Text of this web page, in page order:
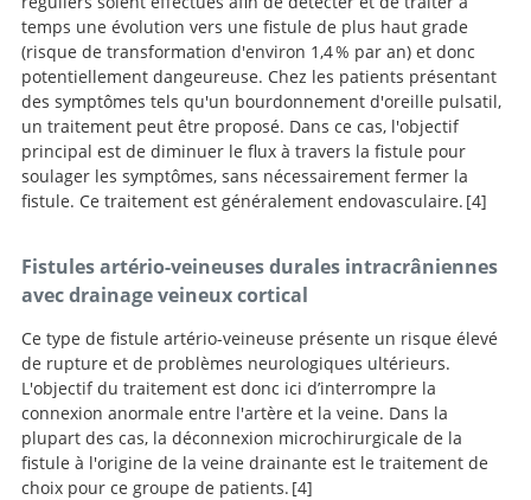
temps une évolution vers une fistule de plus haut grade
(risque de transformation d'environ 1,4 % par an) et donc
potentiellement dangeureuse. Chez les patients présentant
des symptômes tels qu'un bourdonnement d'oreille pulsatil,
un traitement peut être proposé. Dans ce cas, l'objectif
principal est de diminuer le flux à travers la fistule pour
soulager les symptômes, sans nécessairement fermer la
fistule. Ce traitement est généralement endovasculaire. 4
Arteriovenous Fistulae.
Fistules artério-veineuses durales intracrâniennes
avec drainage veineux cortical
Ce type de fistule artério-veineuse présente un risque élevé
de rupture et de problèmes neurologiques ultérieurs.
L'objectif du traitement est donc ici d’interrompre la
connexion anormale entre l'artère et la veine. Dans la
plupart des cas, la déconnexion microchirurgicale de la
fistule à l'origine de la veine drainante est le traitement de
choix pour ce groupe de patients. 4
Recherche